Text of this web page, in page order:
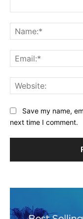
Save my name,
next time I comment.